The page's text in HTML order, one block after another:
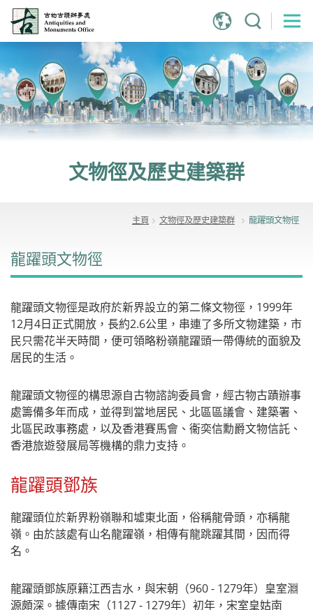
到
內
文物徑及歷史建築群
主頁 文物徑及歷史建築群 龍躍頭文物徑
龍躍頭文物徑
龍躍頭文物徑是政府於新界設立的第二條文物徑，1999年
12月4日正式開放，長約2.6公里，串連了多所文物建築，市
民只需花半天時間，便可領略粉嶺龍躍頭一帶傳統的面貌及
居民的生活。
龍躍頭文物徑的構思源自古物諮詢委員會，經古物古蹟辦事
處籌備多年而成，並得到當地居民、北區區議會、建築署、
北區民政事務處，以及香港賽馬會、衞奕信勳爵文物信託、
香港旅遊發展局等機構的鼎力支持。
龍躍頭鄧族
龍躍頭位於新界粉嶺聯和墟東北面，俗稱龍骨頭，亦稱龍
嶺。由於該處有山名龍躍嶺，相傳有龍跳躍其間，因而得
名。
龍躍頭鄧族原籍江西吉水，與宋朝（960 - 1279年）皇室淵
源頗深。據傳南宋（1127 - 1279年）初年，宋室皇姑南